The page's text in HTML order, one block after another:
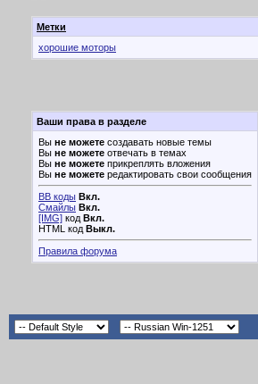
Метки
хорошие моторы
Ваши права в разделе
Вы не можете создавать новые темы
Вы не можете отвечать в темах
Вы не можете прикреплять вложения
Вы не можете редактировать свои сообщения
BB коды Вкл.
Смайлы Вкл.
[IMG] код Вкл.
HTML код Выкл.
Правила форума